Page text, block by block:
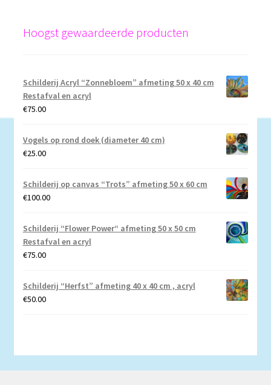
Hoogst gewaardeerde producten
Schilderij Acryl “Zonnebloem” afmeting 50 x 40 cm
Restafval en acryl
€75.00
Vogels op rond doek (diameter 40 cm)
€25.00
Schilderij op canvas “Trots” afmeting 50 x 60 cm
€100.00
Schilderij “Flower Power“ afmeting 50 x 50 cm
Restafval en acryl
€75.00
Schilderij “Herfst” afmeting 40 x 40 cm , acryl
€50.00